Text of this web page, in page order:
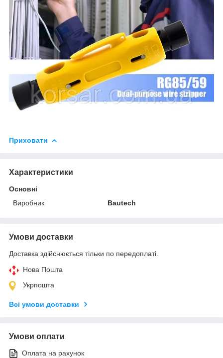
Приховати
Характеристики
Основні
Виробник
Bautech
Умови доставки
Доставка здійснюється тільки по передоплаті.
Нова Пошта
Укрпошта
Всі умови доставки
Умови оплати
Оплата на рахунок